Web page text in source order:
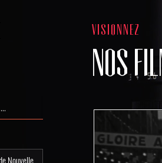
VISIONNEZ
NOS